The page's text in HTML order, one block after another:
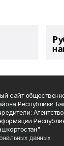
сайт
Республики
данных